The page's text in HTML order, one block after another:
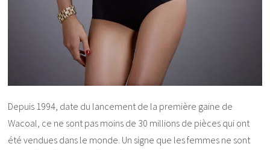
Depuis 1994, date du lancement de la première gaine de
Wacoal, ce ne sont pas moins de 30 millions de pièces qui ont
été vendues dans le monde. Un signe que les femmes ne sont